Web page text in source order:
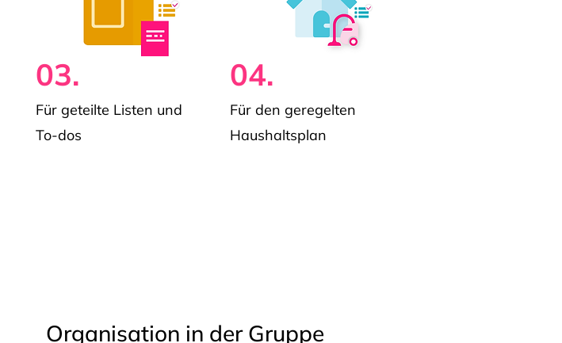
03.
Für geteilte Listen und
To-dos
04.
Für den geregelten
Haushaltsplan
Organisation in der Gruppe